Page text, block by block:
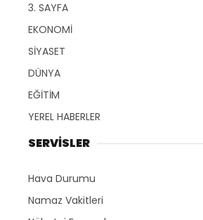
3. SAYFA
EKONOMİ
SİYASET
DÜNYA
EĞİTİM
YEREL HABERLER
SERVİSLER
Hava Durumu
Namaz Vakitleri